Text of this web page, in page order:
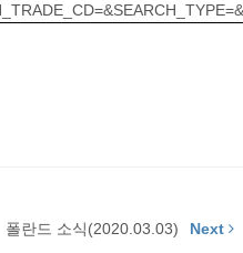
폴란드 소식(2020.03.03) Next